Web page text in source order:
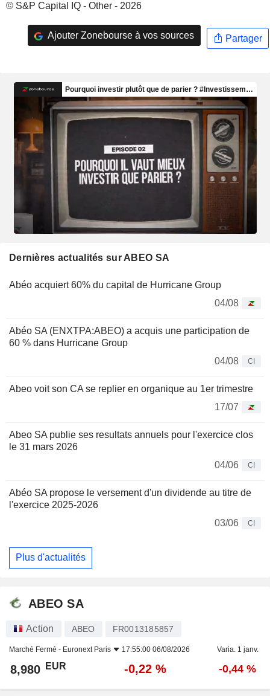
© S&P Capital IQ - Other - 2026
Ajouter Zonebourse à vos sources Partager
Dernières actualités sur ABEO SA
Abéo acquiert 60% du capital de Hurricane Group
04/08
Abéo SA (ENXTPA:ABEO) a acquis une participation de
60 % dans Hurricane Group
04/08
CI
Abeo voit son CA se replier en organique au 1er trimestre
17/07
Abeo SA publie ses resultats annuels pour l'exercice clos
le 31 mars 2026
04/06
CI
Abéo SA propose le versement d'un dividende au titre de
l'exercice 2025-2026
03/06
CI
Plus d'actualités
ABEO SA
Action ABEO FR0013185857
Marché Fermé - Euronext Paris 17:55:00 06/08/2026 Varia. 1 janv.
8,980 EUR -0,22 % -0,44 %